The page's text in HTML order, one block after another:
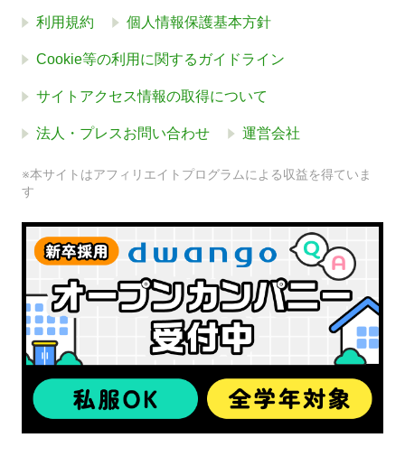
利用規約 個人情報保護基本方針
Cookie等の利用に関するガイドライン
サイトアクセス情報の取得について
法人・プレスお問い合わせ 運営会社
※本サイトはアフィリエイトプログラムによる収益を得ていま
す